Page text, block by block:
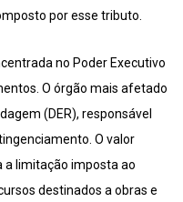
por esse tributo.
no Poder Executivo
O órgão mais afetado
(DER), responsável
O valor
a limitação imposta ao
destinados a obras e